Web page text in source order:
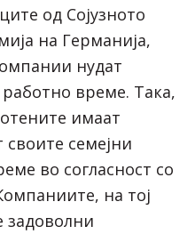
од Сојузното
на Германија,
нудат
време. Така,
имаат
своите семејни
во согласност со
на тој
задоволни